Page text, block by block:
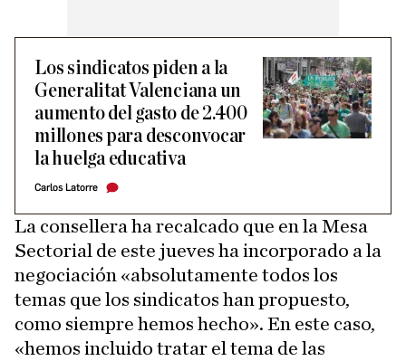
Los sindicatos piden a la
Generalitat Valenciana un
aumento del gasto de 2.400
millones para desconvocar
la huelga educativa
Carlos Latorre
La consellera ha recalcado que en la Mesa
Sectorial de este jueves ha incorporado a la
negociación «absolutamente todos los
temas que los sindicatos han propuesto,
como siempre hemos hecho». En este caso,
«hemos incluido tratar el tema de las